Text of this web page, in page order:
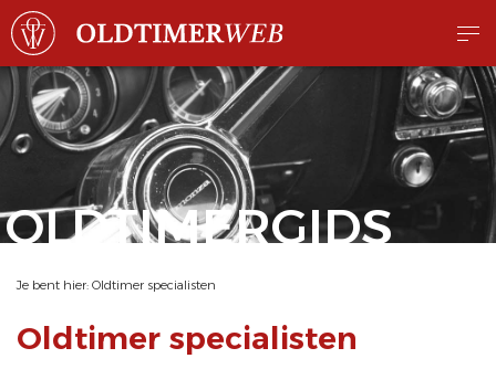
OLDTIMERGIDS
Je bent hier: Oldtimer specialisten
Oldtimer specialisten